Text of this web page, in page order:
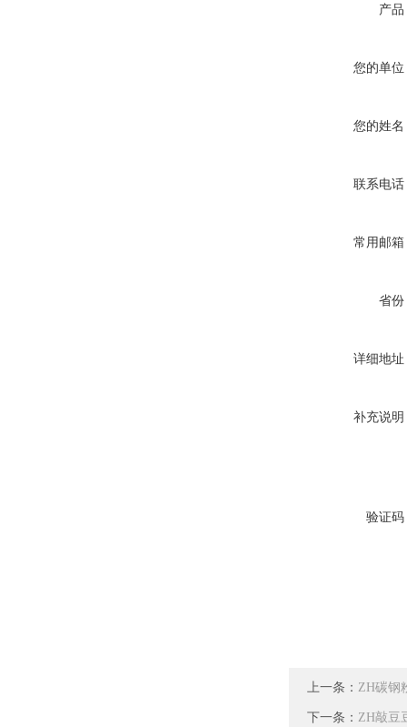
产品
您的单位
您的姓名
联系电话
常用邮箱
省份
详细地址
补充说明
验证码
上一条： ZH碳钢
下一条： ZH敲豆